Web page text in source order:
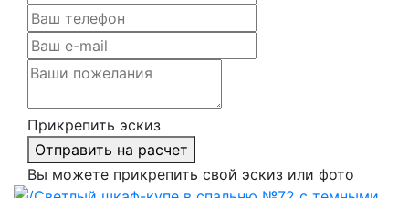
Прикрепить эскиз
Отправить на расчет
Вы можете прикрепить свой эскиз или фото